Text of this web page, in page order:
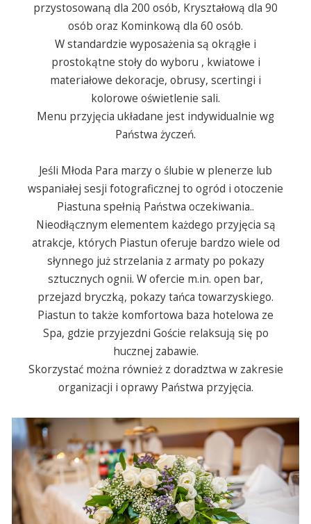
przystosowaną dla 200 osób, Kryształową dla 90
osób oraz Kominkową dla 60 osób.
W standardzie wyposażenia są okrągłe i
prostokątne stoły do wyboru , kwiatowe i
materiałowe dekoracje, obrusy, scertingi i
kolorowe oświetlenie sali.
Menu przyjęcia układane jest indywidualnie wg
Państwa życzeń.
Jeśli Młoda Para marzy o ślubie w plenerze lub
wspaniałej sesji fotograficznej to ogród i otoczenie
Piastuna spełnią Państwa oczekiwania..
Nieodłącznym elementem każdego przyjęcia są
atrakcje, których Piastun oferuje bardzo wiele od
słynnego już strzelania z armaty po pokazy
sztucznych ognii. W ofercie m.in. open bar,
przejazd bryczką, pokazy tańca towarzyskiego.
Piastun to także komfortowa baza hotelowa ze
Spa, gdzie przyjezdni Goście relaksują się po
hucznej zabawie.
Skorzystać można również z doradztwa w zakresie
organizacji i oprawy Państwa przyjęcia.